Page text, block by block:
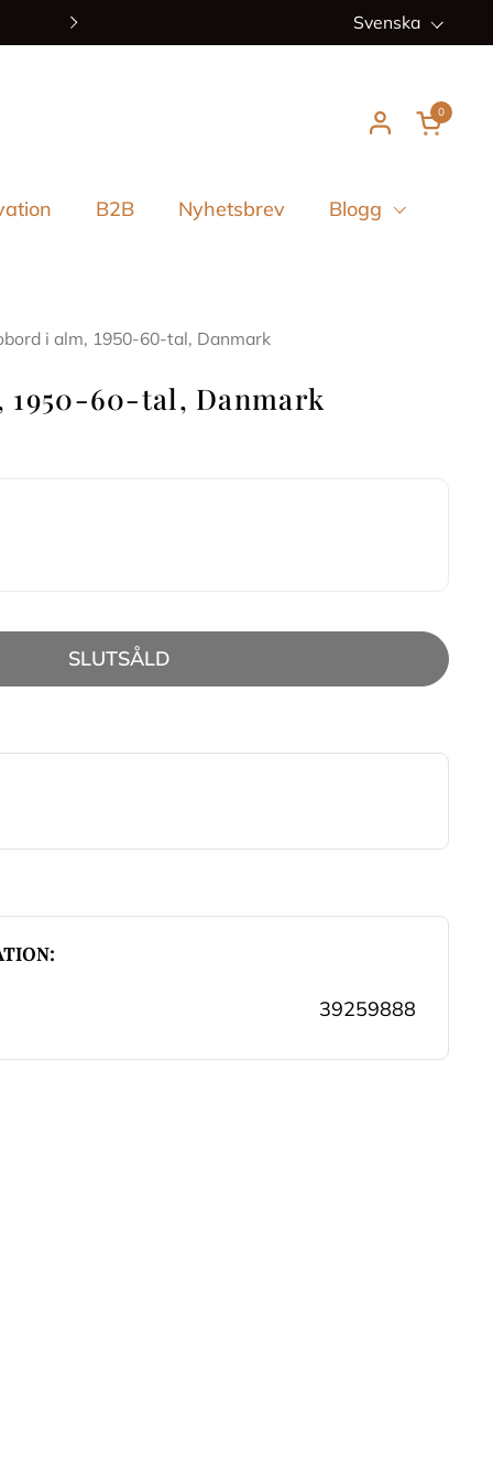
Nya ankomster varje
Nästa
Språk
Svenska
Öppna
0
B2B Nyhetsbrev Blogg
i alm, 1950-60-tal, Danmark
1950-60-tal, Danmark
SLUTSÅLD
39259888